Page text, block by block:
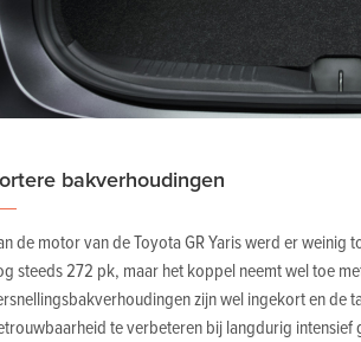
bakverhoudingen
de motor van de Toyota GR Yaris werd er
steeds 272 pk, maar het koppel neemt wel toe
zijn wel ingekort en de
te verbeteren bij langdurig intensief